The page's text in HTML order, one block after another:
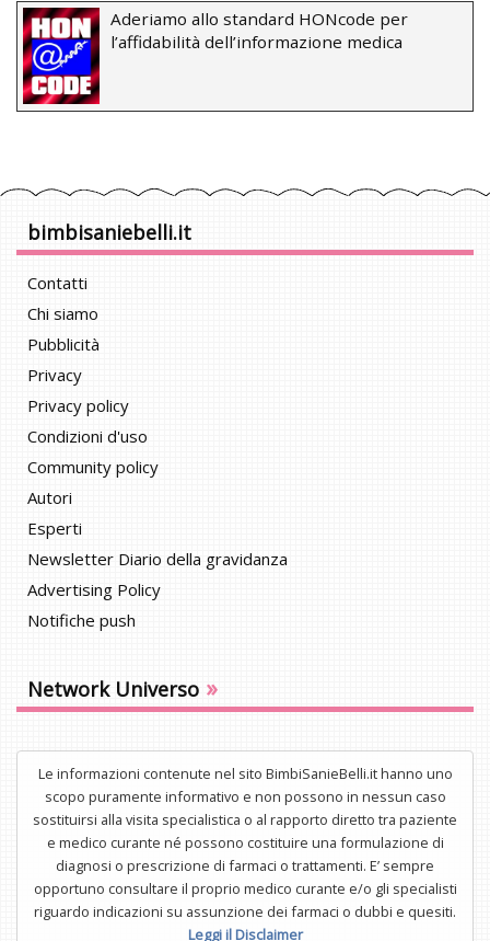
Aderiamo allo standard HONcode per
l’affidabilità dell’informazione medica
bimbisaniebelli.it
Contatti
Chi siamo
Pubblicità
Privacy
Privacy policy
Condizioni d'uso
Community policy
Autori
Esperti
Newsletter Diario della gravidanza
Advertising Policy
Notifiche push
Network Universo »
Le informazioni contenute nel sito BimbiSanieBelli.it hanno uno
scopo puramente informativo e non possono in nessun caso
sostituirsi alla visita specialistica o al rapporto diretto tra paziente
e medico curante né possono costituire una formulazione di
diagnosi o prescrizione di farmaci o trattamenti. E’ sempre
opportuno consultare il proprio medico curante e/o gli specialisti
riguardo indicazioni su assunzione dei farmaci o dubbi e quesiti.
Leggi il Disclaimer